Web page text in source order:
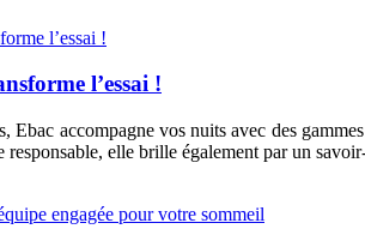
l’essai !
Ebac accompagne vos nuits avec des
responsable, elle brille également par un